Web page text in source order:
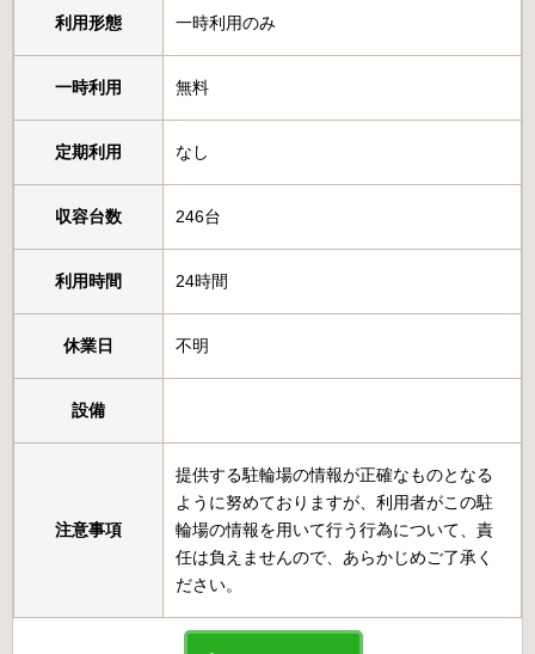
利用形態 一時利用のみ
一時利用 無料
定期利用 なし
収容台数 246台
利用時間 24時間
休業日 不明
設備
注意事項
提供する駐輪場の情報が正確なものとなる
ように努めておりますが、利用者がこの駐
輪場の情報を用いて行う行為について、責
任は負えませんので、あらかじめご了承く
ださい。